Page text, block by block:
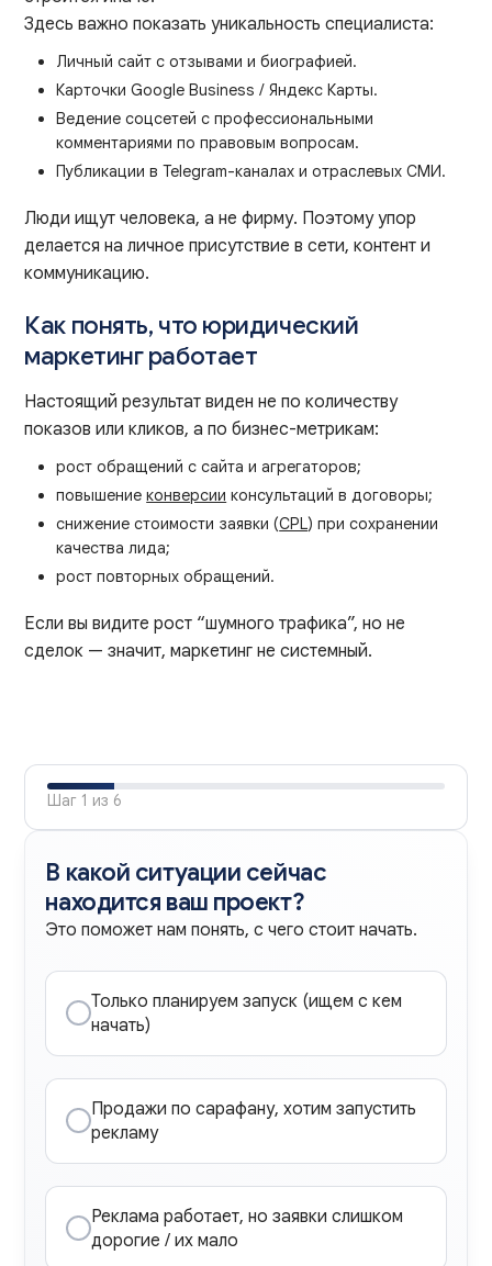
Здесь важно показать уникальность специалиста:
Личный сайт с отзывами и биографией.
Карточки Google Business / Яндекс Карты.
Ведение соцсетей с профессиональными
комментариями по правовым вопросам.
Публикации в Telegram-каналах и отраслевых СМИ.
Люди ищут человека, а не фирму. Поэтому упор
делается на личное присутствие в сети, контент и
коммуникацию.
Как понять, что юридический
маркетинг работает
Настоящий результат виден не по количеству
показов или кликов, а по бизнес-метрикам:
рост обращений с сайта и агрегаторов;
повышениеконверсии консультаций в договоры;
снижение стоимости заявки (CPL) при сохранении
качества лида;
рост повторных обращений.
Если вы видите рост “шумного трафика”, но не
сделок — значит, маркетинг не системный.
проекта
Шаг 1 из 6
В какой ситуации сейчас
находится ваш проект?
Это поможет нам понять, с чего стоит начать.
Только планируем запуск (ищем с кем
начать)
Продажи по сарафану, хотим запустить
рекламу
Реклама работает, но заявки слишком
дорогие / их мало